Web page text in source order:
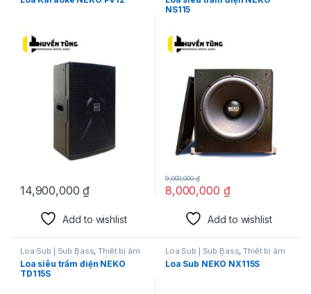
14,900,000₫
Add to wishlist
NS115
8,000,000 ₫
9,000,000₫
Add to wishlist
Loa Sub | Sub Bass,Thiết bị âm
thanh karaoke | KTV
Loa siêu trầm điện NEKO
TD115S
Loa Sub | Sub Bass,Thiết bị âm
thanh karaoke | KTV
Loa Sub NEKO NX115S